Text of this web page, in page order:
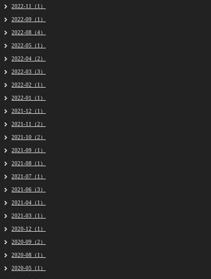
2022-11（1）
2022-09（1）
2022-08（4）
2022-05（1）
2022-04（2）
2022-03（3）
2022-02（1）
2022-01（1）
2021-12（1）
2021-11（2）
2021-10（2）
2021-09（1）
2021-08（1）
2021-07（1）
2021-06（3）
2021-04（1）
2021-03（1）
2020-12（1）
2020-09（2）
2020-08（1）
2020-05（1）